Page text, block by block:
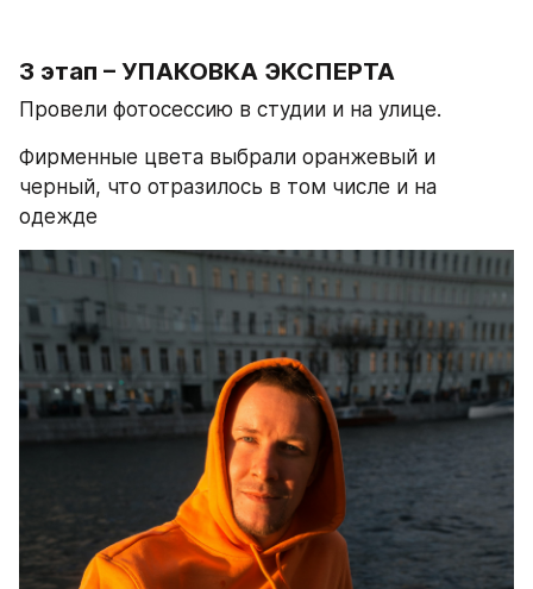
3 этап – УПАКОВКА ЭКСПЕРТА
Провели фотосессию в студии и на улице.
Фирменные цвета выбрали оранжевый и
черный, что отразилось в том числе и на
одежде